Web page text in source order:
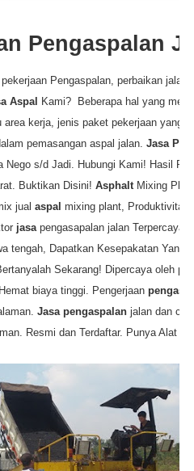
Pengaspalan
Pengaspalan, perbaikan jalan
Aspal Kami? Beberapa hal yang
kerja, jenis paket pekerjaan yang
pemasangan aspal jalan. Jasa
Nego s/d Jadi. Hubungi Kami! Hasil
Buktikan Disini! AsphaltMixing
jual aspal mixing plant,
jasapengasapalan jalan Terpercaya
tengah, Dapatkan Kesepakatan Yang
Sekarang! Dipercaya oleh
biaya tinggi. Pengerjaan
Jasa pengaspalanjalan dan cor
Resmi dan Terdaftar. Punya Alat